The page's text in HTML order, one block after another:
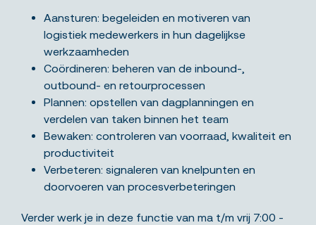
Aansturen: begeleiden en motiveren van
logistiek medewerkers in hun dagelijkse
werkzaamheden
Coördineren: beheren van de inbound-,
outbound- en retourprocessen
Plannen: opstellen van dagplanningen en
verdelen van taken binnen het team
Bewaken: controleren van voorraad, kwaliteit en
productiviteit
Verbeteren: signaleren van knelpunten en
doorvoeren van procesverbeteringen
Verder werk je in deze functie van ma t/m vrij ​7:00 -